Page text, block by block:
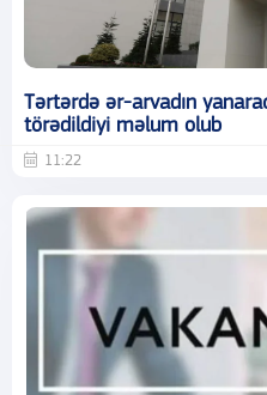
Tərtərdə ər-arvadın
törədildiyi məlum olub
11:22